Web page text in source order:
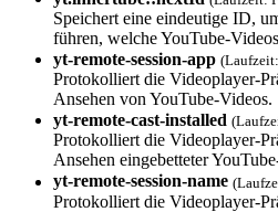
Speichert eine eindeutige ID,
führen, welche YouTube-
yt-remote-session-app
Protokolliert die Videoplayer-
Ansehen von YouTube-Videos.
yt-remote-cast-installed
Protokolliert die Videoplayer-
Ansehen eingebetteter
yt-remote-session-name
Protokolliert die Videoplayer-